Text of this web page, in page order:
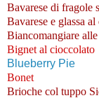
Bavarese di fragole
Bavarese e glassa
Biancomangiare
Bignet al cioccolato
Blueberry Pie
Bonet
Brioche col tuppo